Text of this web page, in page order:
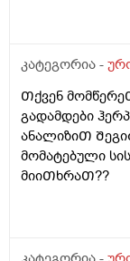
კატეგორია -
Თქვენ
გადამდები
ანალიზიᲗ
მომატებული
მიიᲗხრაᲗ??